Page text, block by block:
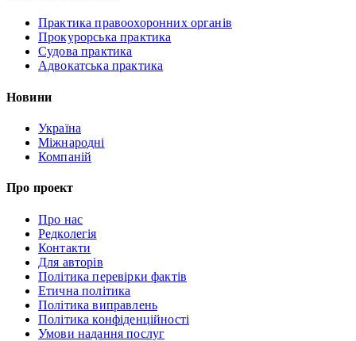
Практика правоохоронних органів
Прокурорська практика
Судова практика
Адвокатська практика
Новини
Україна
Міжнародні
Компаній
Про проект
Про нас
Редколегія
Контакти
Для авторів
Політика перевірки фактів
Етична політика
Політика виправлень
Політика конфіденційності
Умови надання послуг